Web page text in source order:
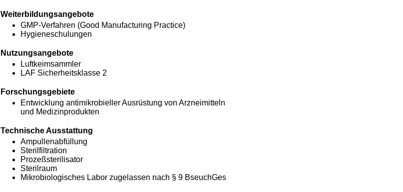
Weiterbildungsangebote
GMP-Verfahren (Good Manufacturing Practice)
Hygieneschulungen
Nutzungsangebote
Luftkeimsammler
LAF Sicherheitsklasse 2
Forschungsgebiete
Entwicklung antimikrobieller Ausrüstung von Arzneimitteln
und Medizinprodukten
Technische Ausstattung
Ampullenabfüllung
Sterilfiltration
Prozeßsterilisator
Sterilraum
Mikrobiologisches Labor zugelassen nach § 9 BseuchGes